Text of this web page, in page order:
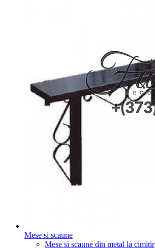
Mese si scaune
Mese si scaune din metal la cimitir